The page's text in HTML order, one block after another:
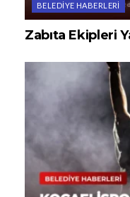
BELEDIYE HABERLERI
Zabıta Ekipleri